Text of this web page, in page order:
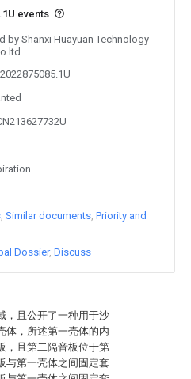
，且公开了一种用于沙
体，所述第一壳体的内
，且第二隔音板位于第
与第一壳体之间固定套
events
by Shanxi Huayuan Technology
ltd
Similar documents Priority and
Dossier Discuss